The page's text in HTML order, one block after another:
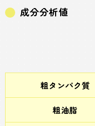
成分分析値
粗タンパク質
粗油脂